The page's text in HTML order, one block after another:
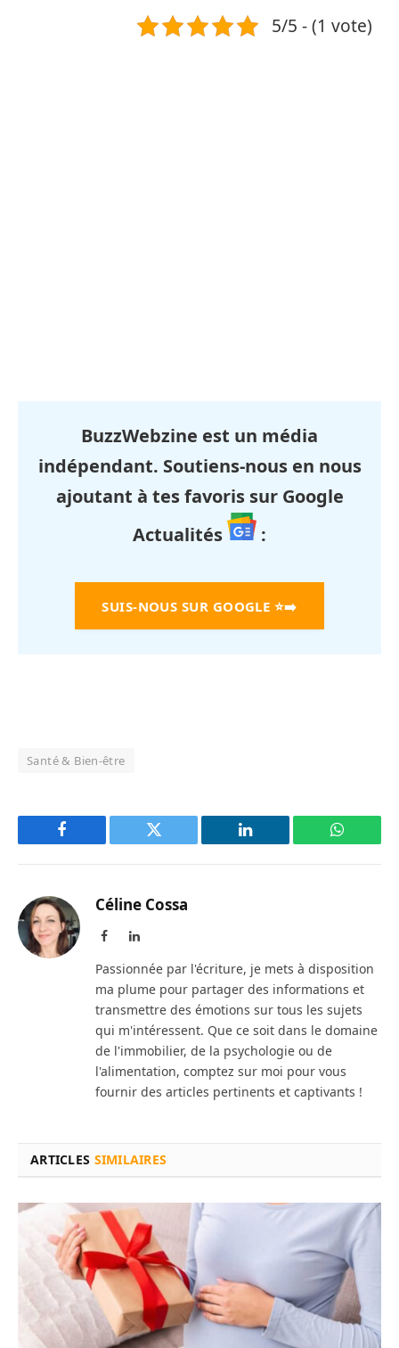
5/5 - (1 vote)
BuzzWebzine est un média
indépendant. Soutiens-nous en nous
ajoutant à tes favoris sur Google
Actualités
:
SUIS-NOUS SUR GOOGLE ⭐➡️
Santé & Bien-être
Facebook Twitter LinkedIn
Céline Cossa
FacebookLinkedIn
Passionnée par l'écriture, je mets à disposition
ma plume pour partager des informations et
transmettre des émotions sur tous les sujets
qui m'intéressent. Que ce soit dans le domaine
de l'immobilier, de la psychologie ou de
l'alimentation, comptez sur moi pour vous
fournir des articles pertinents et captivants !
ARTICLES SIMILAIRES